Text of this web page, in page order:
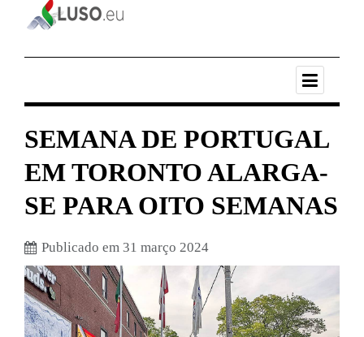
SEMANA DE PORTUGAL
EM TORONTO ALARGA-
SE PARA OITO SEMANAS
Publicado em 31 março 2024